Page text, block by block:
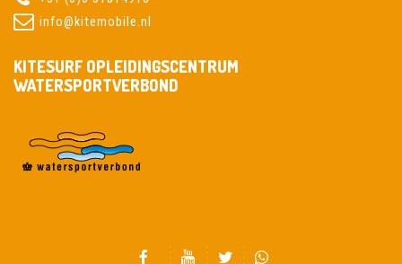
info@kitemobile.nl
KITESURF OPLEIDINGSCENTRUM
WATERSPORTVERBOND